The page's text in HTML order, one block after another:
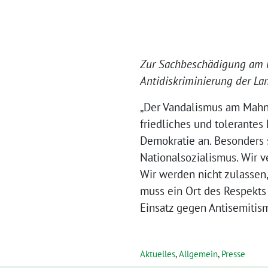
Zur Sachbeschädigung
Antidiskriminierung der
„Der Vandalismus am
friedliches und tolerantes
Demokratie an.
Nationalsozialismus. Wir
Wir werden nicht
muss ein Ort des
Einsatz gegen
Aktuelles,Allgemein, Presse